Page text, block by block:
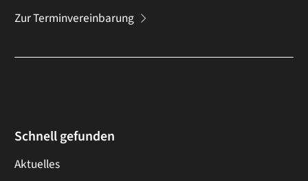
Zur Terminvereinbarung
Schnell gefunden
Aktuelles